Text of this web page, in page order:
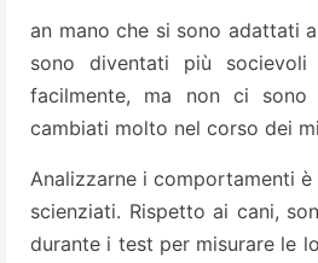
an mano che si sono adattati
sono diventati più
facilmente, ma non ci sono
cambiati molto nel corso dei
Analizzarne i comportamenti
scienziati. Rispetto ai cani,
durante i test per misurare le